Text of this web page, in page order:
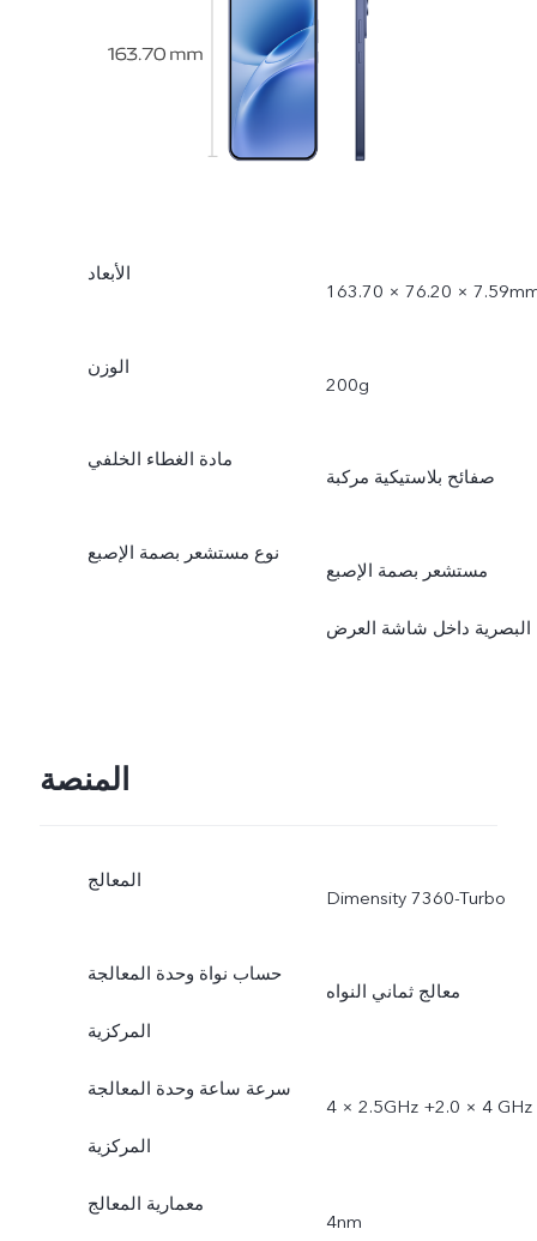
الأبعاد
163.70 × 76.20 ×
الوزن
200g
مادة الغطاء الخلفي
صفائح بلاستيكية مركبة
نوع مستشعر بصمة الإصبع
مستشعر بصمة الإصبع
البصرية داخل شاشة العرض
المنصة
المعالج
Dimensity 7360-Turbo
حساب نواة وحدة المعالجة
المركزية
معالج ثماني النواه
سرعة ساعة وحدة المعالجة
المركزية
4 × 2.5GHz +‏ 4 × 2.0GHz
معمارية المعالج
4nm